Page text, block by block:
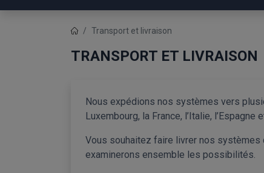
Transport et livraison
TRANSPORT ET LIVRAISON
Nous expédions nos systèmes vers
Luxembourg, la France, l’Italie,
Vous souhaitez faire livrer nos systèmes
examinerons ensemble les possibilités.